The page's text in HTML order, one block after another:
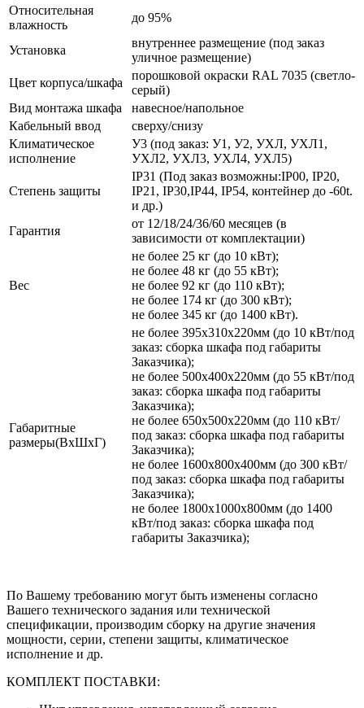
Относительная
влажность
до 95%
Установка
внутреннее размещение (под заказ
уличное размещение)
Цвет корпуса/шкафа
порошковой окраски RAL 7035 (светло-
серый)
Вид монтажа шкафа
навесное/напольное
Кабельный ввод
сверху/снизу
Климатическое
исполнение
У3 (под заказ: У1, У2, УХЛ, УХЛ1,
УХЛ2, УХЛ3, УХЛ4, УХЛ5)
Степень защиты
IP31 (Под заказ возможны:IP00, IP20,
IP21, IP30,IP44, IP54, контейнер до -60t.
и др.)
Гарантия
от 12/18/24/36/60 месяцев (в
зависимости от комплектации)
Вес
не более 25 кг (до 10 кВт);
не более 48 кг (до 55 кВт);
не более 92 кг (до 110 кВт);
не более 174 кг (до 300 кВт);
не более 345 кг (до 1400 кВт).
Габаритные
размеры(ВхШхГ)
не более 395х310х220мм (до 10 кВт/под
заказ: сборка шкафа под габариты
Заказчика);
не более 500х400х220мм (до 55 кВт/под
заказ: сборка шкафа под габариты
Заказчика);
не более 650х500х220мм (до 110 кВт/
под заказ: сборка шкафа под габариты
Заказчика);
не более 1600х800х400мм (до 300 кВт/
под заказ: сборка шкафа под габариты
Заказчика);
не более 1800х1000х800мм (до 1400
кВт/под заказ: сборка шкафа под
габариты Заказчика);
По Вашему требованию могут быть изменены согласно
Вашего технического задания или технической
спецификации, производим сборку на другие значения
мощности, серии, степени защиты, климатическое
исполнение и др.
КОМПЛЕКТ ПОСТАВКИ: